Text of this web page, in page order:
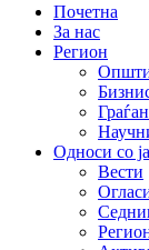
Почетна
За нас
Регион
Односи со
Вести